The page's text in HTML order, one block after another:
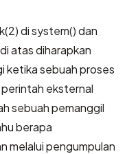
di system() dan
atas diharapkan
ketika sebuah proses
eksternal
sebuah pemanggil
berapa
melalui pengumpulan